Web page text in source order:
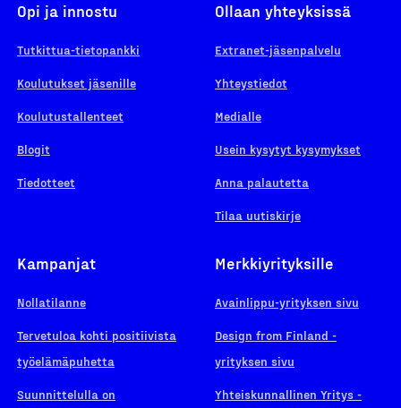
Opi ja innostu
Tutkittua-tietopankki
Koulutukset jäsenille
Koulutustallenteet
Blogit
Tiedotteet
Ollaan yhteyksissä
Extranet-jäsenpalvelu
Yhteystiedot
Medialle
Usein kysytyt kysymykset
Anna palautetta
Tilaa uutiskirje
Kampanjat
Nollatilanne
Tervetuloa kohti positiivista
työelämäpuhetta
Suunnittelulla on
Merkkiyrityksille
Avainlippu-yrityksen sivu
Design from Finland -
yrityksen sivu
Yhteiskunnallinen Yritys -